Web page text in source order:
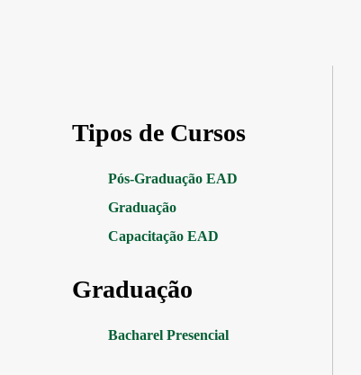
Tipos de Cursos
Pós-Graduação EAD
Graduação
Capacitação EAD
Graduação
Bacharel Presencial